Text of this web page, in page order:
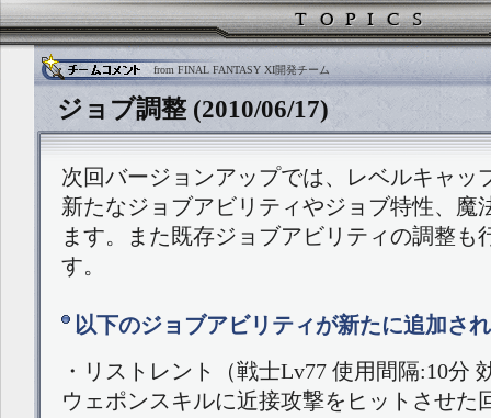
from FINAL FANTASY XI開発チーム
ジョブ調整 (2010/06/17)
次回バージョンアップでは、レベルキャッ
新たなジョブアビリティやジョブ特性、魔
ます。また既存ジョブアビリティの調整も
す。
以下のジョブアビリティが新たに追加さ
・リストレント（戦士Lv77 使用間隔:10分
ウェポンスキルに近接攻撃をヒットさせた